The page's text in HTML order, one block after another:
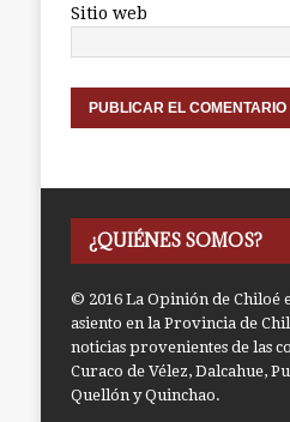
Sitio web
¿QUIÉNES SOMOS?
© 2016 La Opinión de Chiloé
asiento en la Provincia de
noticias provenientes de las
Curaco de Vélez, Dalcahue,
Quellón y Quinchao.